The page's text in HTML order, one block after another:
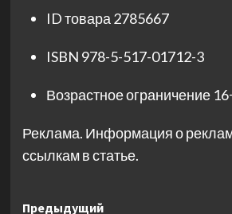
ID товара 2785667
ISBN 978-5-517-01712-3
Возрастное ограничение
Реклама. Информация о
ссылкам в статье.
Предыдущий